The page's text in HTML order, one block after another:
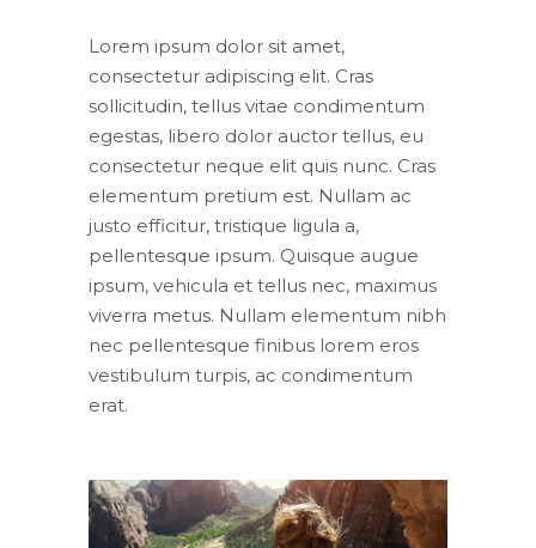
Lorem ipsum dolor sit amet,
consectetur adipiscing elit. Cras
sollicitudin, tellus vitae condimentum
egestas, libero dolor auctor tellus, eu
consectetur neque elit quis nunc. Cras
elementum pretium est. Nullam ac
justo efficitur, tristique ligula a,
pellentesque ipsum. Quisque augue
ipsum, vehicula et tellus nec, maximus
viverra metus. Nullam elementum nibh
nec pellentesque finibus lorem eros
vestibulum turpis, ac condimentum
erat.